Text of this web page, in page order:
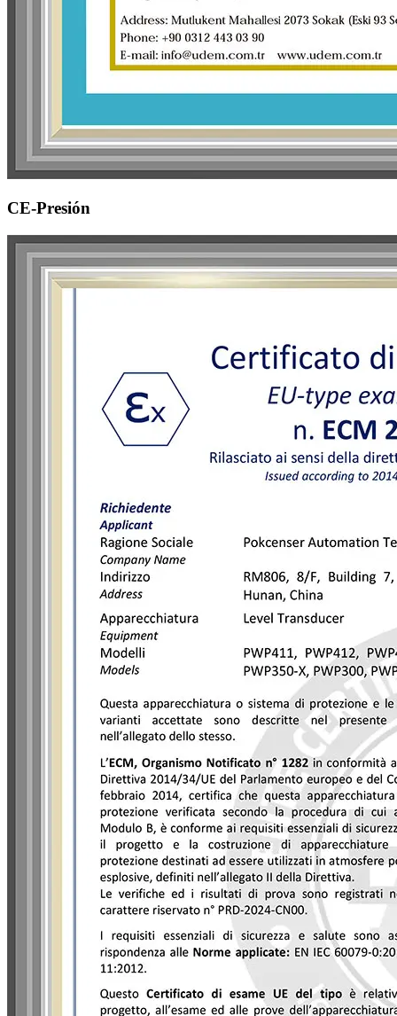
CE-Presión